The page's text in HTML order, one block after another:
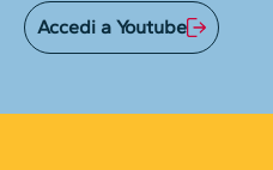
Accedi a Youtube